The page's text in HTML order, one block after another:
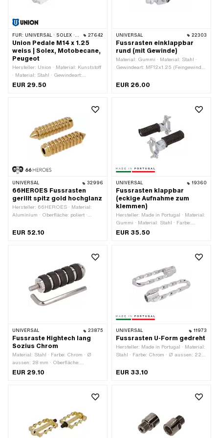
FÜR: UNIVERSAL · SOLEX · MBK / MOTOBÉCANE · PEUGEOT 27642
Union Pedale M14 x 1.25
weiss | Solex, Motobecane,
Peugeot
Hersteller: Union · Material: Kunststoff
· Material: Stahl · Gewindeart:
MF14x1.25 (Feingewinde) · Farbe:
EUR 29.50
UNIVERSAL 22303
Fussrasten einklappbar
rund (mit Gewinde)
Material: Gummi · Material: Stahl ·
Gewindeart: MF12x1.25 (Feingewinde)
Gesamtlänge: 100 mm · Reflektoren:
EUR 26.00
UNIVERSAL 32996
66HEROES Fussrasten
gerillt spitz gold hochglanz
Hersteller: 66HEROES · Material:
Aluminium · Oberfläche: poliert ·
Tiefe: 62 mm · Ø innen: 16 mm · Ø
EUR 52.10
UNIVERSAL 19360
Fussrasten klappbar
(eckige Aufnahme zum
klemmen)
Hersteller: Made in Portugal · Material:
Gummi · Material: Stahl · Farbe:
schwarz · Breite: 40 mm · Höhe: 90
EUR 35.50
UNIVERSAL 23875
Fussraste Hightech lang
Sozius Chrom
Material: Stahl · Farbe: Chrom · Ø
aussen: 28 mm · Oberfläche:
verchromt · Gesamtlänge: 82 mm ·
EUR 29.10
UNIVERSAL 11973
Fussrasten U-Form gedreht
Hersteller: Made in Portugal · Material:
Stahl · Farbe: Chrom · Ø aussen: 22
mm · Oberfläche: verchromt ·
EUR 33.10